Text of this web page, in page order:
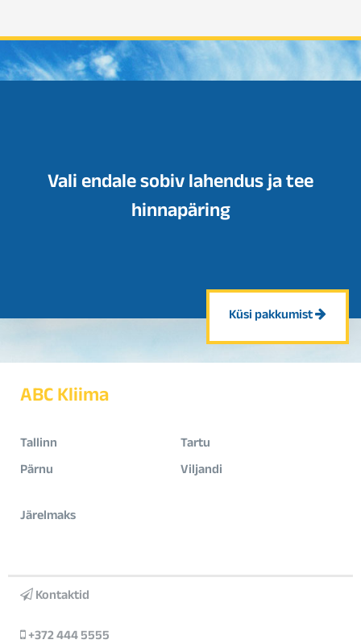
Vali endale sobiv lahendus ja tee
hinnapäring
Küsi pakkumist
ABC Kliima
Tallinn
Tartu
Pärnu
Viljandi
Järelmaks
Kontaktid
+372 444 5555